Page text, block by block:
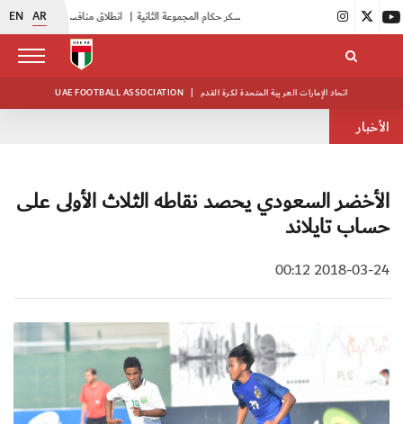
EN AR انطلاق منافسات بطولة النخبة لحرس الرئاسة |
UAE FOOTBALL ASSOCIATION | اتحاد الإمارات العربية المتحدة لكرة القدم
الأخبار
الأخضر السعودي يحصد نقاطه الثلاث الأولى على
حساب تايلاند
2018-03-24 00:12